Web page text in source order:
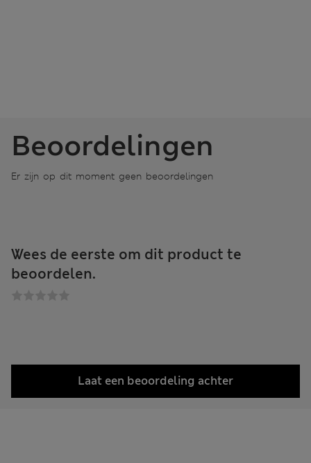
Beoordelingen
Er zijn op dit moment geen beoordelingen
Wees de eerste om dit product te
beoordelen.
Laat een beoordeling achter